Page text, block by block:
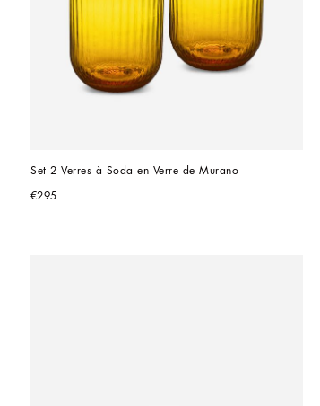
Set 2 Verres à Soda en Verre de Murano
€295